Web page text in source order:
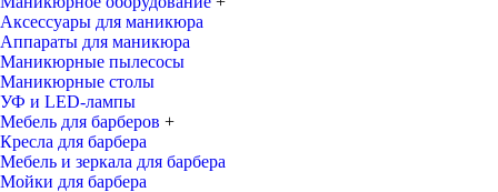
Аксессуары для маникюра
Аппараты для маникюра
Маникюрные пылесосы
Маникюрные столы
УФ и LED-лампы
Мебель для барберов +
Кресла для барбера
Мебель и зеркала для барбера
Мойки для барбера